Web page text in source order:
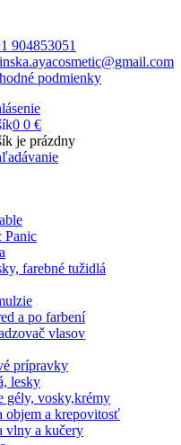
904853051
podmienky
0 0 €
je prázdny
Panic
farebné tužidlá
a po farbení
vlasov
prípravky
lesky
gély, vosky,krémy
objem a krepovitosť
vlny a kučery